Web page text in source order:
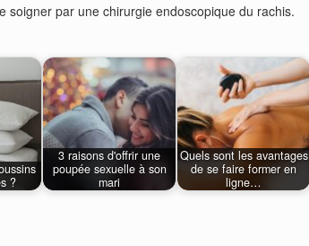
soigner par une chirurgie endoscopique du rachis.
?
3 raisons d'offrir une
poupée sexuelle à son
mari
Quels sont les avantages
de se faire former en
ligne…